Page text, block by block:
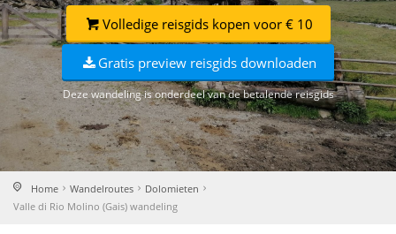
Volledige reisgids kopen voor € 10
Gratis preview reisgids downloaden
Deze wandeling is onderdeel van de betalende reisgids
Home Wandelroutes
Dolomieten
Valle di Rio Molino (Gais) wandeling